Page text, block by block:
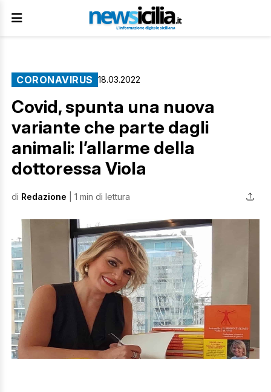
CORONAVIRUS 18.03.2022
Covid, spunta una nuova
variante che parte dagli
animali: l’allarme della
dottoressa Viola
di Redazione | 1 min di lettura